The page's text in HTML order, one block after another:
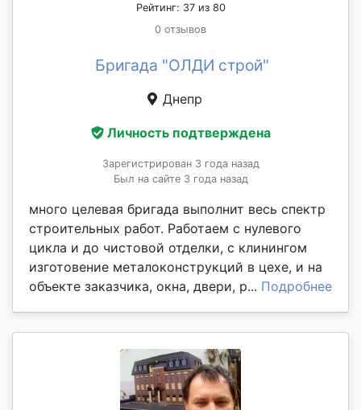
Рейтинг: 37 из 80
0 отзывов
Бригада "ОЛДИ строй"
Днепр
Личность подтверждена
Зарегистрирован 3 года назад
Был на сайте 3 года назад
много целевая бригада выполнит весь спектр
строительных работ. Работаем с нулевого
цикла и до чистовой отделки, с клинингом
изготовение металоконструкций в цехе, и на
объекте заказчика, окна, двери, р... Подробнее